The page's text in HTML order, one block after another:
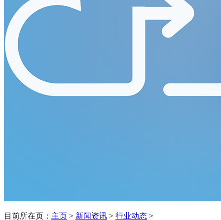
目前所在页： 主页 > 新闻资讯 > 行业动态 >